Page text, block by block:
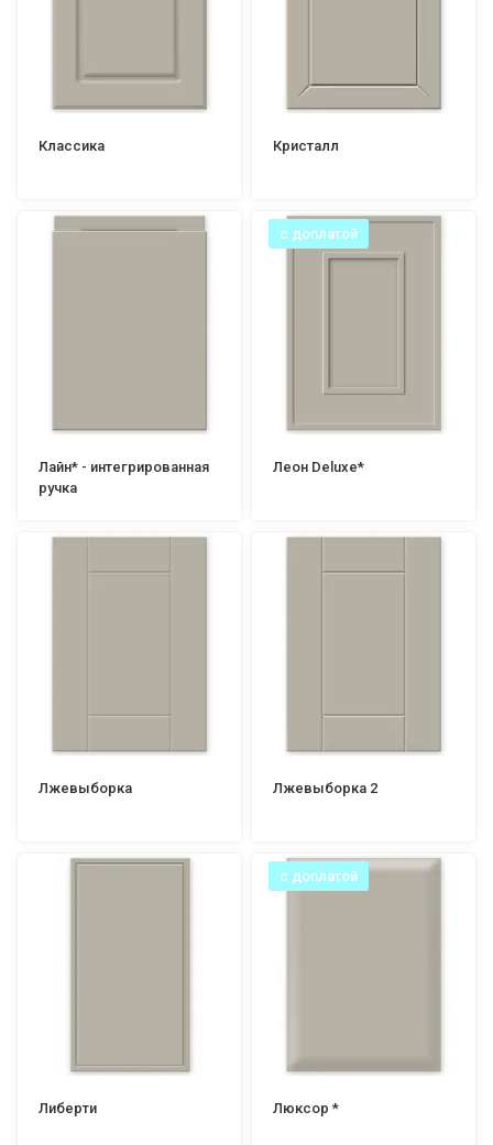
Классика Кристалл
Лайн* - интегрированная
ручка
с доплатой
Леон Deluxe*
Лжевыборка Лжевыборка 2
Либерти
с доплатой
Люксор *